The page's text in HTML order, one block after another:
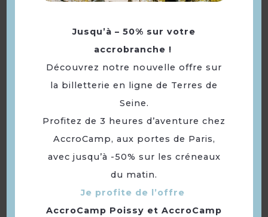
Restaurant To’Sushi
Jusqu’à – 50% sur votre
accrobranche !
Découvrez notre nouvelle offre sur
la billetterie en ligne de Terres de
Seine.
Profitez de 3 heures d’aventure chez
AccroCamp, aux portes de Paris,
avec jusqu’à -50% sur les créneaux
du matin.
Je profite de l’offre
AccroCamp Poissy et AccroCamp